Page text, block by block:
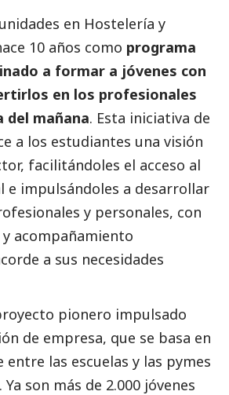
en Hostelería y
10 años como programa
a formar a jóvenes con
en los profesionales
del mañana. Esta iniciativa de
a los estudiantes una visión
facilitándoles el acceso al
e impulsándoles a desarrollar
y personales, con
acompañamiento
a sus necesidades
pionero impulsado
de empresa, que se basa en
entre las escuelas y las pymes
son más de 2.000 jóvenes